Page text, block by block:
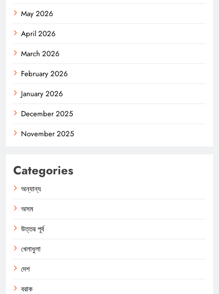
May 2026
April 2026
March 2026
February 2026
January 2026
December 2025
November 2025
Categories
অন্যান্য
অসম
উত্তর পূর্ব
খেলাধুলা
দেশ
বরাক